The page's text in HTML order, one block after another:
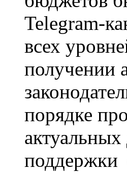
Telegram-
всех
получении
порядке
поддержки